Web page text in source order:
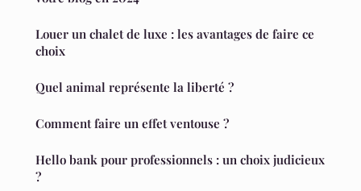
Louer un chalet de luxe : les avantages de faire ce
choix
Quel animal représente la liberté ?
Comment faire un effet ventouse ?
Hello bank pour professionnels : un choix judicieux
?